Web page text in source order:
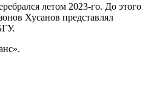
летом 2023-го. До этого
Хусанов представлял